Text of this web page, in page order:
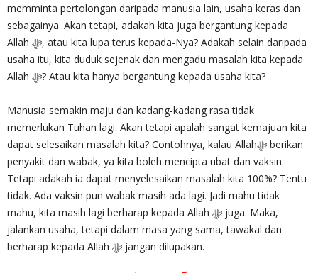
memminta pertolongan daripada manusia lain, usaha keras dan
sebagainya. Akan tetapi, adakah kita juga bergantung kepada
Allah ‎ﷻ, atau kita lupa terus kepada-Nya? Adakah selain daripada
usaha itu, kita duduk sejenak dan mengadu masalah kita kepada
Allah ‎ﷻ? Atau kita hanya bergantung kepada usaha kita?
Manusia semakin maju dan kadang-kadang rasa tidak
memerlukan Tuhan lagi. Akan tetapi apalah sangat kemajuan kita
dapat selesaikan masalah kita? Contohnya, kalau Allah‎ﷻ berikan
penyakit dan wabak, ya kita boleh mencipta ubat dan vaksin.
Tetapi adakah ia dapat menyelesaikan masalah kita 100%? Tentu
tidak. Ada vaksin pun wabak masih ada lagi. Jadi mahu tidak
mahu, kita masih lagi berharap kepada Allah ‎ﷻ juga. Maka,
jalankan usaha, tetapi dalam masa yang sama, tawakal dan
berharap kepada Allah ‎ﷻ jangan dilupakan.